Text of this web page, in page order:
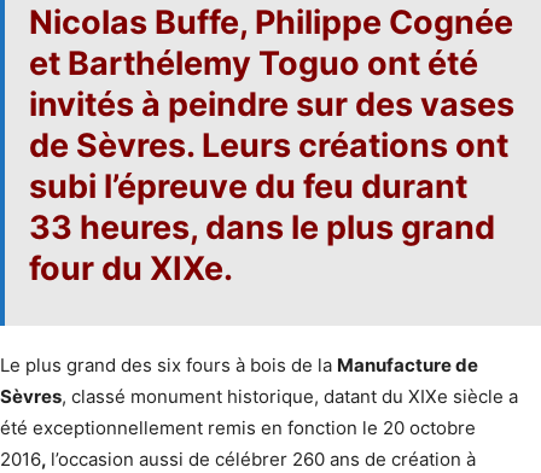
Nicolas Buffe, Philippe Cognée
et Barthélemy Toguo ont été
invités à peindre sur des vases
de Sèvres. Leurs créations ont
subi l’épreuve du feu durant
33 heures, dans le plus grand
four du XIXe.
Le plus grand des six fours à bois de la Manufacture de
Sèvres, classé monument historique, datant du XIXe siècle a
été exceptionnellement remis en fonction le 20 octobre
2016, l’occasion aussi de célébrer 260 ans de création à